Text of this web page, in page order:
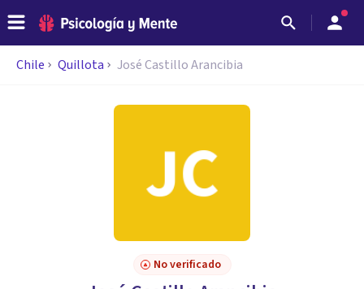
Chile Quillota José Castillo Arancibia
No verificado